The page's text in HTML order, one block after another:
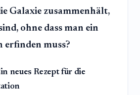
Galaxie zusammenhält,
ohne dass man ein
erfinden muss?
neues Rezept für die